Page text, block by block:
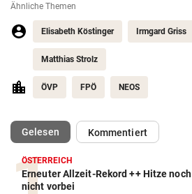
Ähnliche Themen
Elisabeth Köstinger Irmgard Griss
Matthias Strolz
ÖVP FPÖ NEOS
Gelesen(ausgewählt)Kommentiert
ÖSTERREICH
Erneuter Allzeit-Rekord ++ Hitze noch
nicht vorbei